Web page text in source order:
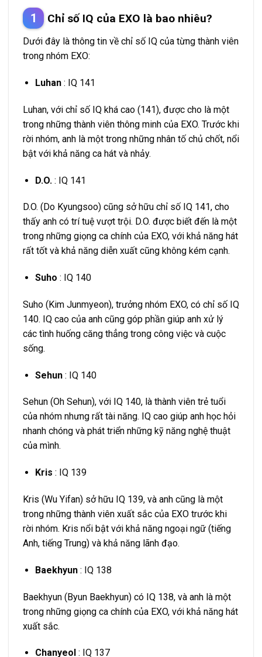
Chỉ số IQ của EXO là bao nhiêu?
Dưới đây là thông tin về chỉ số IQ của từng thành viên
trong nhóm EXO:
Luhan : IQ 141
Luhan, với chỉ số IQ khá cao (141), được cho là một
trong những thành viên thông minh của EXO. Trước khi
rời nhóm, anh là một trong những nhân tố chủ chốt, nổi
bật với khả năng ca hát và nhảy.
D.O. : IQ 141
D.O. (Do Kyungsoo) cũng sở hữu chỉ số IQ 141, cho
thấy anh có trí tuệ vượt trội. D.O. được biết đến là một
trong những giọng ca chính của EXO, với khả năng hát
rất tốt và khả năng diễn xuất cũng không kém cạnh.
Suho : IQ 140
Suho (Kim Junmyeon), trưởng nhóm EXO, có chỉ số IQ
140. IQ cao của anh cũng góp phần giúp anh xử lý
các tình huống căng thẳng trong công việc và cuộc
sống.
Sehun : IQ 140
Sehun (Oh Sehun), với IQ 140, là thành viên trẻ tuổi
của nhóm nhưng rất tài năng. IQ cao giúp anh học hỏi
nhanh chóng và phát triển những kỹ năng nghệ thuật
của mình.
Kris : IQ 139
Kris (Wu Yifan) sở hữu IQ 139, và anh cũng là một
trong những thành viên xuất sắc của EXO trước khi
rời nhóm. Kris nổi bật với khả năng ngoại ngữ (tiếng
Anh, tiếng Trung) và khả năng lãnh đạo.
Baekhyun : IQ 138
Baekhyun (Byun Baekhyun) có IQ 138, và anh là một
trong những giọng ca chính của EXO, với khả năng hát
xuất sắc.
Chanyeol : IQ 137